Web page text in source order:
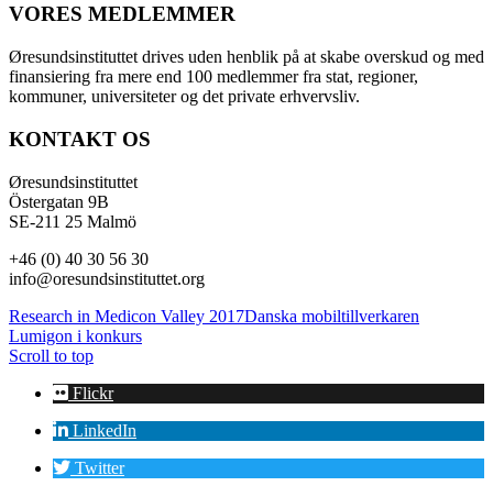
VORES MEDLEMMER
Øresundsinstituttet drives uden henblik på at skabe overskud og med
finansiering fra mere end 100 medlemmer fra stat, regioner,
kommuner, universiteter og det private erhvervsliv.
KONTAKT OS
Øresundsinstituttet
Östergatan 9B
SE-211 25 Malmö
+46 (0) 40 30 56 30
info@oresundsinstituttet.org
Research in Medicon Valley 2017Danska mobiltillverkaren
Lumigon i konkurs
Scroll to top
Flickr
LinkedIn
Twitter